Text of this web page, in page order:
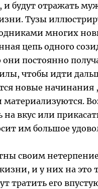
, и будут отражать
Тузы
многих
цепь одного
постоянно
чтобы идти
новые начинания
материализуются.
вкус или
им большое
своим
и у них на это
тратить его